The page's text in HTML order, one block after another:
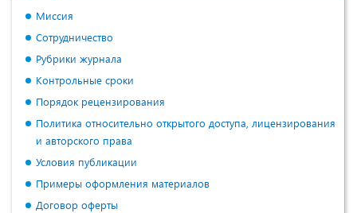
Миссия
Сотрудничество
Рубрики журнала
Контрольные сроки
Порядок рецензирования
Политика относительно открытого доступа, лицензирования
и авторского права
Условия публикации
Примеры оформления материалов
Договор оферты